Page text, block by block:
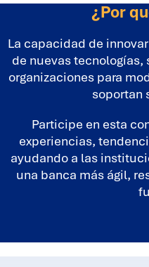
¿Por
La capacidad de
de nuevas
organizaciones para
soportan
Participe en esta
experiencias,
ayudando a las
una banca más ágil,